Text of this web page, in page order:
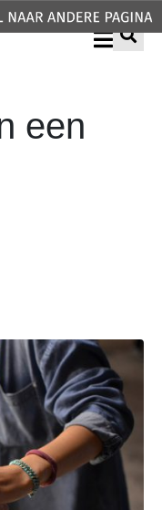
een